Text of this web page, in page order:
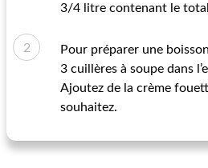
3/4 litre contenant le
Pour préparer une
3 cuillères à soupe dans
Ajoutez de la crème
souhaitez.